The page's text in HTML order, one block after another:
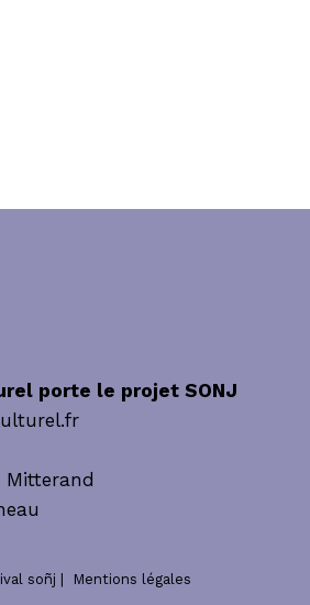
porte le projet SONJ
Mitterand
soñj | Mentions légales